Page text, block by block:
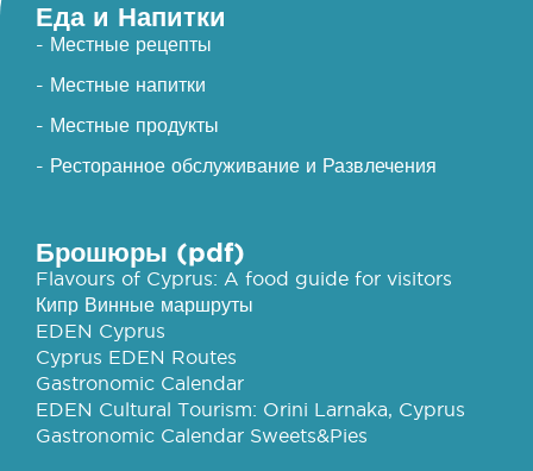
Еда и Напитки
- Местные рецепты
- Местные напитки
- Местные продукты
- Ресторанное обслуживание и Развлечения
Брошюры (pdf)
Flavours of Cyprus: A food guide for visitors
Кипр Винные маршруты
EDEN Cyprus
Cyprus EDEN Routes
Gastronomic Calendar
EDEN Cultural Tourism: Orini Larnaka, Cyprus
Gastronomic Calendar Sweets&Pies